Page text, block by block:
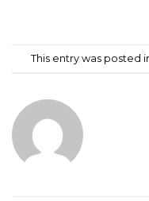
This entry was posted